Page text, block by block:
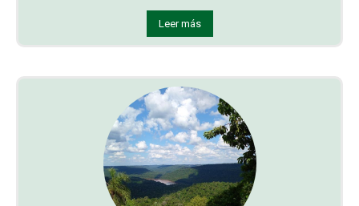
Leer más